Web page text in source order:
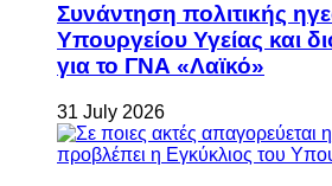
Συνάντηση πολιτικής
Υπουργείου Υγείας και
για το ΓΝΑ «Λαϊκό»
31 July 2026